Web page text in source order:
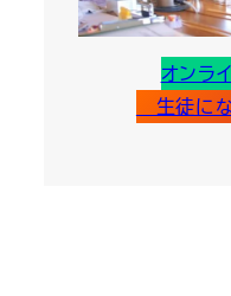
オンラ
生徒にな